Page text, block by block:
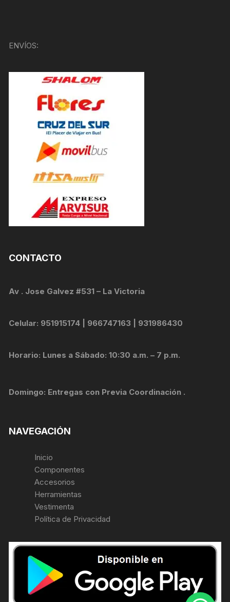
ENVÍOS:
CONTACTO
Av . Jose Galvez #531 – La Victoria
Celular: 951915174 | 966747163 | 931986430
Horario: Lunes a Sábado: 10:30 a.m. – 7 p.m.
Domingo: Entregas con Previa Coordinación .
NAVEGACIÓN
Inicio
Componentes
Accesorios
Herramientas
Vestimenta
Política de Privacidad